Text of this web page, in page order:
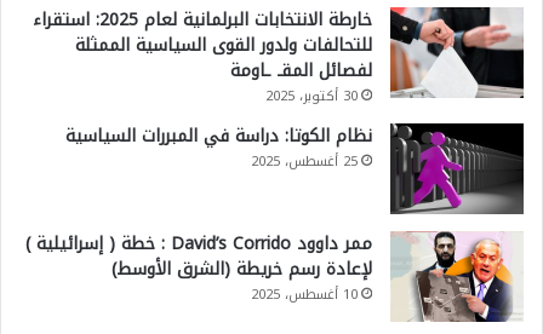
خارطة الانتخابات البرلمانية لعام 2025: استقراء
للتحالفات ولدور القوى السياسية الممثلة
لفصائل المقـ ـاومة
30 أكتوبر، 2025
نظام الكوتا: دراسة في المبررات السياسية
25 أغسطس، 2025
ممر داوود David’s Corrido : خطة ( إسرائيلية )
لإعادة رسم خريطة (الشرق الأوسط)
10 أغسطس، 2025